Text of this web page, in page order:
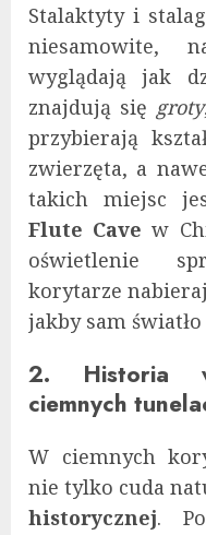
Stalaktyty i
niesamowite,
wyglądają jak
znajdują się groty
przybierają
zwierzęta, a
takich miejsc
Flute Cave w
oświetlenie
korytarze
jakby sam światło
2. Historia
ciemnych
W ciemnych
nie tylko cuda
historycznej.